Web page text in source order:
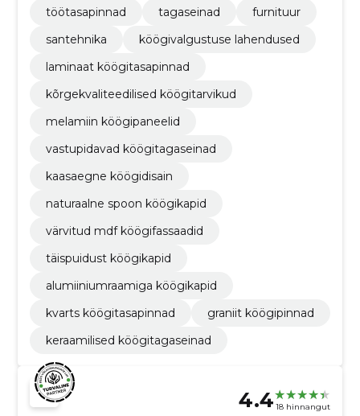
töötasapinnad tagaseinad
furnituur
santehnika
köögivalgustuse lahendused
laminaat köögitasapinnad
kõrgekvaliteedilised köögitarvikud
melamiin köögipaneelid
vastupidavad köögitagaseinad
kaasaegne köögidisain
naturaalne spoon köögikapid
värvitud mdf köögifassaadid
täispuidust köögikapid
alumiiniumraamiga köögikapid
kvarts köögitasapinnad
graniit köögipinnad
keraamilised köögitagaseinad
4.4 18 hinnangut